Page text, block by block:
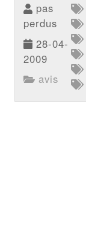
pas
perdus
28-04-
2009
avis